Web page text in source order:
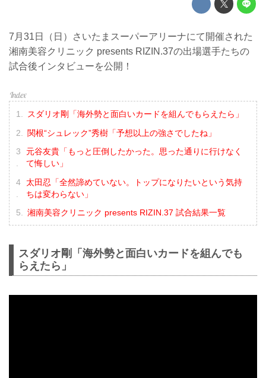
7月31日（日）さいたまスーパーアリーナにて開催された
湘南美容クリニック presents RIZIN.37の出場選手たちの
試合後インタビューを公開！
スダリオ剛「海外勢と面白いカードを組んでもらえたら」
関根“シュレック”秀樹「予想以上の強さでしたね」
元谷友貴「もっと圧倒したかった。思った通りに行けなく
て悔しい」
太田忍「全然諦めていない。トップになりたいという気持
ちは変わらない」
湘南美容クリニック presents RIZIN.37 試合結果一覧
スダリオ剛「海外勢と面白いカードを組んでも
らえたら」